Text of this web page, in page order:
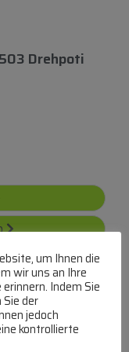
Drehpoti
um Ihnen die
wir uns an Ihre
Indem Sie
der
jedoch
kontrollierte